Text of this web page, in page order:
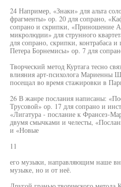
24 Например, «Знаки» для альта
фрагменты» ор. 20 для сопрано,
сопрано и скрипки, «Приношение
микролюдии» для струнного
для сопрано, скрипки, контрабаса
Петера Борнемисы» ор. 7 для
Творческий метод Куртага тесно
влияния арт-психолога Мариенны
посещал во время стажировки в
26 В жанре послания написаны:
Трусовой» ор. 17 для сопрано и
«Лигатура - послание к Франсез-
двумя смычками и челесты,
и «Новые
11
его музыки, направляющим наше
музыке, но и от неё.